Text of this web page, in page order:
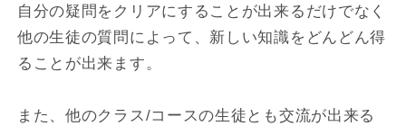
自分の疑問をクリアにすることが出来るだけでなく
他の生徒の質問によって、新しい知識をどんどん得
ることが出来ます。
また、他のクラス/コースの生徒とも交流が出来る